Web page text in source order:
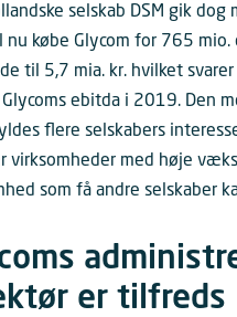
selskab DSM gik dog
nu købe Glycom for 765 mio.
til 5,7 mia. kr. hvilket
ebitda i 2019. Den
flere selskabers
virksomheder med høje
som få andre selskaber
er tilfreds